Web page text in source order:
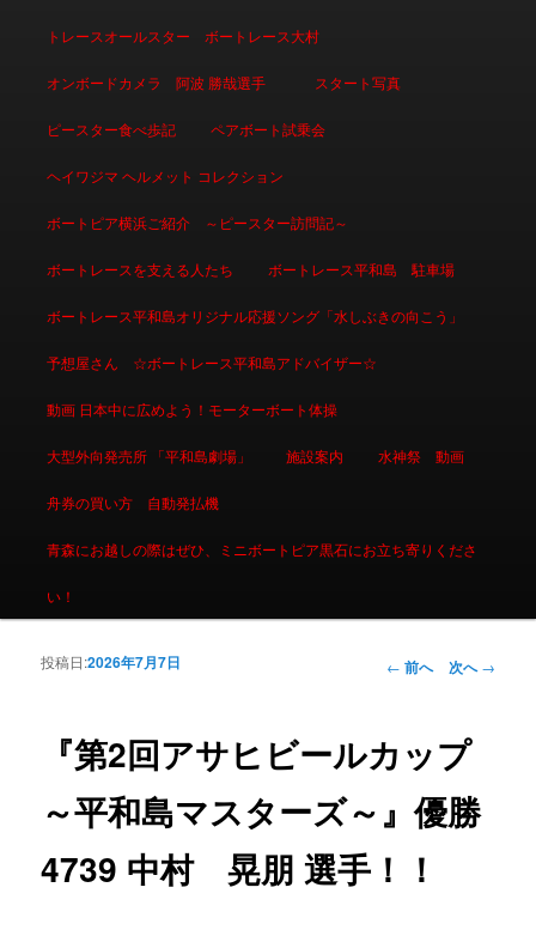
トレースオールスター ボートレース大村
オンボードカメラ 阿波 勝哉選手 スタート写真
ピースター食べ歩記 ペアボート試乗会
ヘイワジマ ヘルメット コレクション
ボートピア横浜ご紹介 ～ピースター訪問記～
ボートレースを支える人たち ボートレース平和島 駐車場
ボートレース平和島オリジナル応援ソング「水しぶきの向こう」
予想屋さん ☆ボートレース平和島アドバイザー☆
動画 日本中に広めよう！モーターボート体操
大型外向発売所 「平和島劇場」 施設案内 水神祭 動画
舟券の買い方 自動発払機
青森にお越しの際はぜひ、ミニボートピア黒石にお立ち寄りくださ
い！
投稿ナビゲーシ
← 前へ 次へ→
『第2回アサヒビールカップ
～平和島マスターズ～』優勝
4739 中村 晃朋 選手！！
投稿日:2026年7月7日